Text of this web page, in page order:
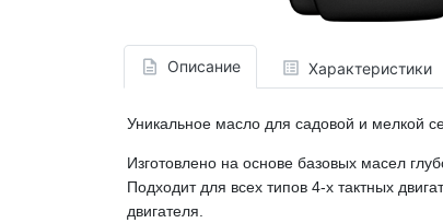
Описание Характеристики
Уникальное масло для садовой и мелкой
Изготовлено на основе базовых масел
Подходит для всех типов 4-х тактных
двигателя.